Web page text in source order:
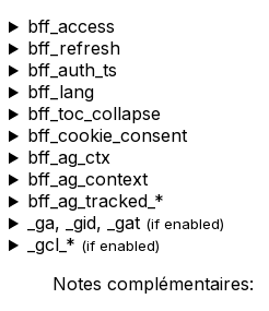
bff_access
bff_refresh
bff_auth_ts
bff_lang
bff_toc_collapse
bff_cookie_consent
bff_ag_ctx
bff_ag_context
bff_ag_tracked_*
_ga, _gid, _gat (if enabled)
_gcl_* (if enabled)
Notes complémentaires: